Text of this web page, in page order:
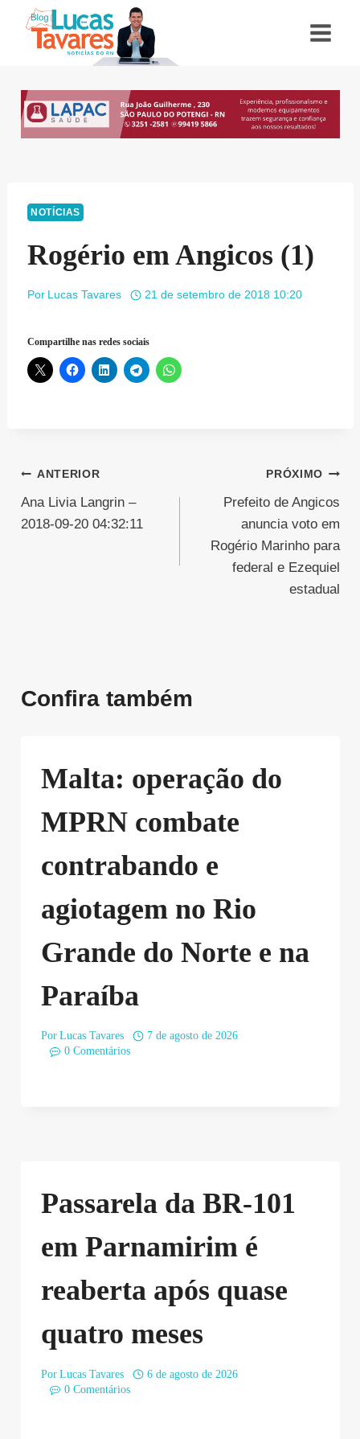
NOTÍCIAS
Rogério em Angicos (1)
Por Lucas Tavares 21 de setembro de 2018 10:20
Compartilhe nas redes sociais
Navegação
de
ANTERIOR
Ana Livia Langrin –
2018-09-20 04:32:11
PRÓXIMO
Prefeito de Angicos
anuncia voto em
Rogério Marinho para
federal e Ezequiel
estadual
Confira também
Malta: operação do
MPRN combate
contrabando e
agiotagem no Rio
Grande do Norte e na
Paraíba
Por Lucas Tavares
7 de agosto de 2026
0 Comentários
Passarela da BR-101
em Parnamirim é
reaberta após quase
quatro meses
Por Lucas Tavares
6 de agosto de 2026
0 Comentários